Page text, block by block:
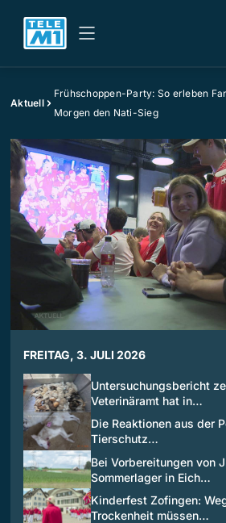
Aktuell
Frühschoppen-Party: So erleben
Morgen den Nati-Sieg
FREITAG, 3. JULI 2026
Untersuchungsbericht
Veterinäramt hat in…
Die Reaktionen aus der
Tierschutz…
Bei Vorbereitungen von
Sommerlager in Eich…
Kinderfest Zofingen:
Trockenheit müssen…